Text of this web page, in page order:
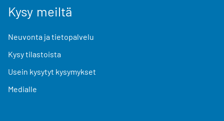
Kysy meiltä
Neuvonta ja tietopalvelu
Kysy tilastoista
Usein kysytyt kysymykset
Medialle